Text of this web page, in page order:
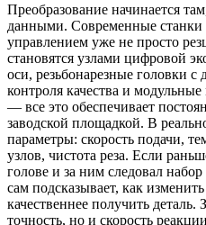
Преобразование начинается
данными. Современные
управлением уже не просто
становятся узлами цифровой
оси, резьбонарезные головки
контроля качества и
— все это обеспечивает
заводской площадкой. В
параметры: скорость подачи,
узлов, чистота реза. Если
голове и за ним следовал
сам подсказывает, как
качественнее получить деталь.
точность, но и скорость